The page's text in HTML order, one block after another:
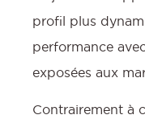
profil plus
performance
exposées aux
Contrairement à